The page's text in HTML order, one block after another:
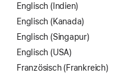
Englisch (Indien)
Englisch (Kanada)
Englisch (Singapur)
Englisch (USA)
Französisch (Frankreich)